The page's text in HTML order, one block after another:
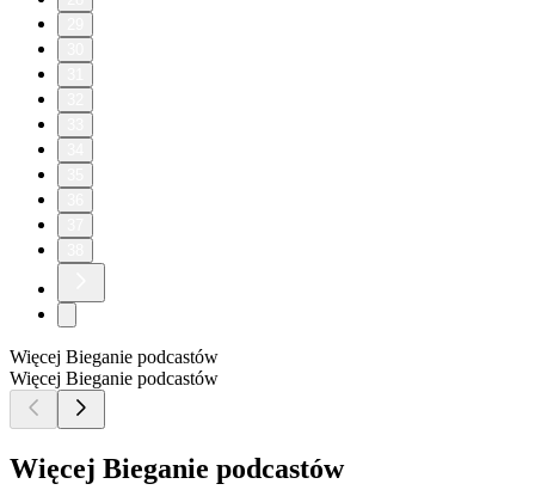
Więcej Bieganie podcastów
Więcej Bieganie podcastów
Więcej Bieganie podcastów